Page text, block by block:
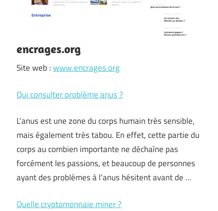
encrages.org
Site web :www.encrages.org
Qui consulter problème anus ?
L’anus est une zone du corps humain très sensible,
mais également très tabou. En effet, cette partie du
corps au combien importante ne déchaîne pas
forcément les passions, et beaucoup de personnes
ayant des problèmes à l’anus hésitent avant de …
Quelle cryptomonnaie miner ?